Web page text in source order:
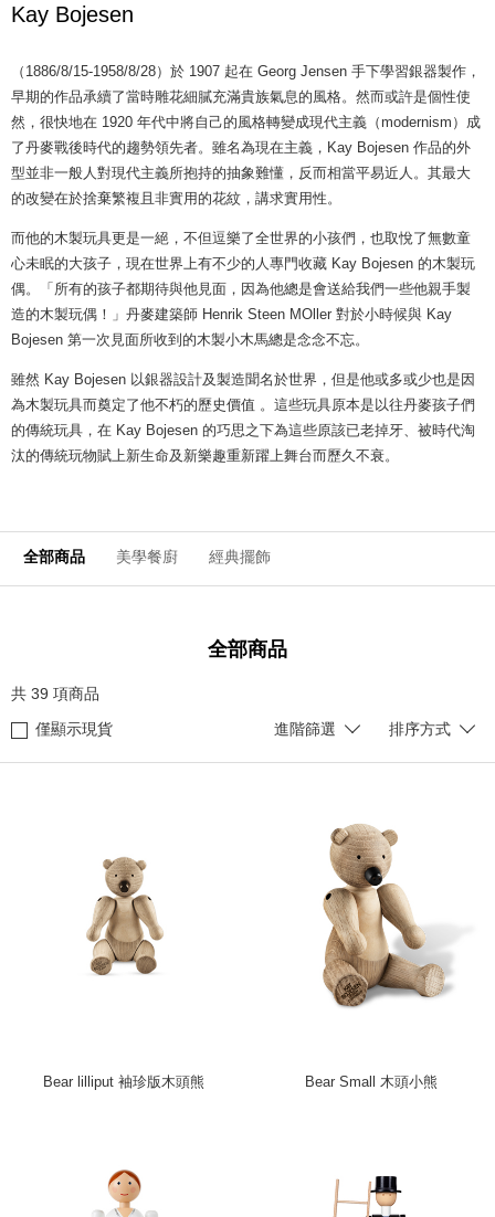
Kay Bojesen
（1886/8/15-1958/8/28）於 1907 起在 Georg Jensen 手下學習銀器製作，
早期的作品承續了當時雕花細膩充滿貴族氣息的風格。然而或許是個性使
然，很快地在 1920 年代中將自己的風格轉變成現代主義（modernism）成
了丹麥戰後時代的趨勢領先者。雖名為現在主義，Kay Bojesen 作品的外
型並非一般人對現代主義所抱持的抽象難懂，反而相當平易近人。其最大
的改變在於捨棄繁複且非實用的花紋，講求實用性。
而他的木製玩具更是一絕，不但逗樂了全世界的小孩們，也取悅了無數童
心未眠的大孩子，現在世界上有不少的人專門收藏 Kay Bojesen 的木製玩
偶。「所有的孩子都期待與他見面，因為他總是會送給我們一些他親手製
造的木製玩偶！」丹麥建築師 Henrik Steen MOller 對於小時候與 Kay
Bojesen 第一次見面所收到的木製小木馬總是念念不忘。
雖然 Kay Bojesen 以銀器設計及製造聞名於世界，但是他或多或少也是因
為木製玩具而奠定了他不朽的歷史價值 。這些玩具原本是以往丹麥孩子們
的傳統玩具，在 Kay Bojesen 的巧思之下為這些原該已老掉牙、被時代淘
汰的傳統玩物賦上新生命及新樂趣重新躍上舞台而歷久不衰。
全部商品 美學餐廚 經典擺飾
全部商品
共 39 項商品
僅顯示現貨
進階篩選 排序方式
Bear lilliput 袖珍版木頭熊 Bear Small 木頭小熊